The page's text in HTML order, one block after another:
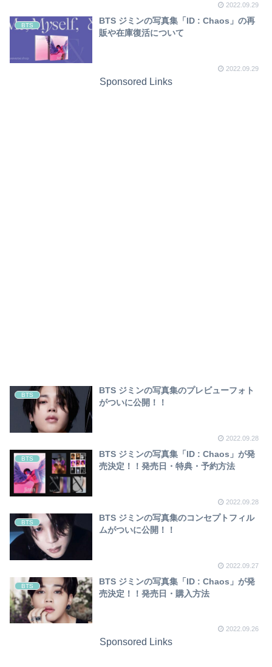
2022.09.29
BTS
BTS ジミンの写真集「ID : Chaos」の再
販や在庫復活について
2022.09.29
Sponsored Links
BTS
BTS ジミンの写真集のプレビューフォト
がついに公開！！
2022.09.28
BTS
BTS ジミンの写真集「ID : Chaos」が発
売決定！！発売日・特典・予約方法
2022.09.28
BTS
BTS ジミンの写真集のコンセプトフィル
ムがついに公開！！
2022.09.27
BTS
BTS ジミンの写真集「ID : Chaos」が発
売決定！！発売日・購入方法
2022.09.26
Sponsored Links